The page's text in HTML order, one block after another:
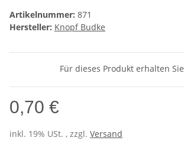
Artikelnummer: 871
Hersteller: Knopf Budke
Für dieses Produkt erhalten Sie
0,70 €
inkl. 19% USt. , zzgl. Versand